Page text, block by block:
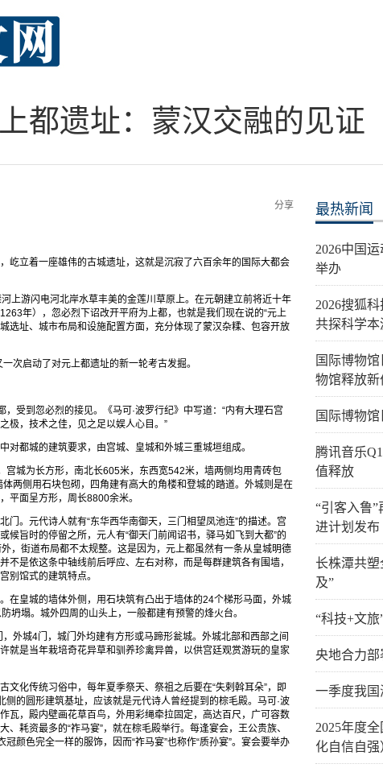
都遗址：蒙汉交融的见证
分享
屹立着一座雄伟的古城遗址，这就是沉寂了六百余年的国际大都会
上游闪电河北岸水草丰美的金莲川草原上。在元朝建立前将近十年
年），忽必烈下诏改开平府为上都，也就是我们现在说的“元上
选址、城市布局和设施配置方面，充分体现了蒙汉杂糅、包容开放
次启动了对元上都遗址的新一轮考古发掘。
受到忽必烈的接见。《马可·波罗行纪》中写道：“内有大理石宫
极，技术之佳，见之足以娱人心目。”
都城的建筑要求，由宫城、皇城和外城三重城垣组成。
宫城为长方形，南北长605米，东西宽542米，墙两侧均用青砖包
两侧用石块包砌，四角建有高大的角楼和登城的踏道。外城则是在
平面呈方形，周长8800余米。
。元代诗人就有“东华西华南御天，三门相望凤池连”的描述。宫
候旨时的停留之所，元人有“御天门前闻诏书，驿马如飞到大都”的
，街道布局都不太规整。这是因为，元上都虽然有一条从皇城明德
不是依这条中轴线前后呼应、左右对称，而是每群建筑各有围墙，
别馆式的建筑特点。
在皇城的墙体外侧，用石块筑有凸出于墙体的24个梯形马面，外城
坍塌。城外四周的山头上，一般都建有预警的烽火台。
外城4门，城门外均建有方形或马蹄形瓮城。外城北部和西部之间
就是当年栽培奇花异草和驯养珍禽异兽，以供宫廷观赏游玩的皇家
文化传统习俗中，每年夏季祭天、祭祖之后要在“失剌斡耳朵”，即
侧的圆形建筑基址，应该就是元代诗人曾经提到的棕毛殿。马可·波
瓦，殿内壁画花草百鸟，外用彩绳牵拉固定，高达百尺，广可容数
耗资最多的“祚马宴”，就在棕毛殿举行。每逢宴会，王公贵族、
颜色完全一样的服饰，因而“祚马宴”也称作“质孙宴”。宴会要举办
最热新闻
2026中国
举办
2026搜狐
共探科学
国际博物
物馆释放新
国际博物
腾讯音乐
值释放
“引客入鲁”
进计划发布
长株潭共
及”
“科技+文旅
央地合力
一季度我
2025年度
化自信自强